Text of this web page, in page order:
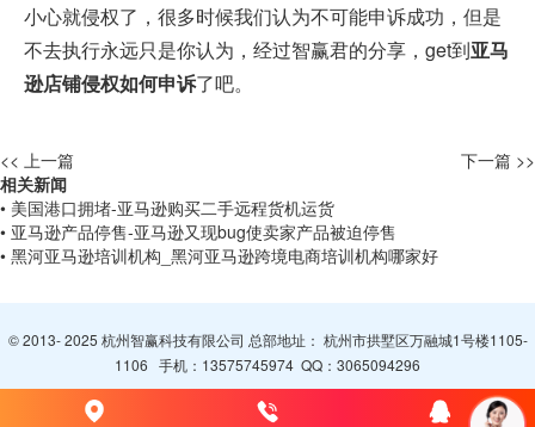
小心就侵权了，很多时候我们认为不可能申诉成功，但是
不去执行永远只是你认为，经过智赢君的分享，get到亚马
逊店铺侵权如何申诉了吧。
<< 上一篇
下一篇 >>
相关新闻
• 美国港口拥堵-亚马逊购买二手远程货机运货
• 亚马逊产品停售-亚马逊又现bug使卖家产品被迫停售
• 黑河亚马逊培训机构_黑河亚马逊跨境电商培训机构哪家好
© 2013- 2025 杭州智赢科技有限公司 总部地址： 杭州市拱墅区万融城1号楼1105-
1106 手机： 13575745974 QQ： 3065094296